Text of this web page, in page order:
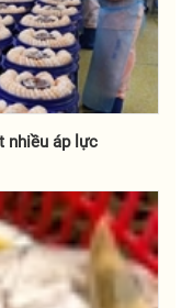
nhiều áp lực